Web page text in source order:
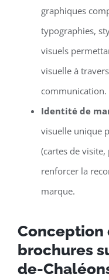
graphiques
typographies,
visuels
visuelle à
communication.
Identité de
visuelle unique
(cartes de
renforcer la
marque.
Conception
brochures
de-